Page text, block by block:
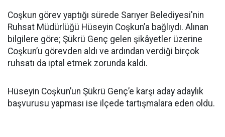
Coşkun görev yaptığı sürede Sarıyer Belediyesi'nin
Ruhsat Müdürlüğü Hüseyin Coşkun’a bağlıydı. Alınan
bilgilere göre; Şükrü Genç gelen şikâyetler üzerine
Coşkun’u görevden aldı ve ardından verdiği birçok
ruhsatı da iptal etmek zorunda kaldı.
Hüseyin Coşkun’un Şükrü Genç’e karşı aday adaylık
başvurusu yapması ise ilçede tartışmalara eden oldu.